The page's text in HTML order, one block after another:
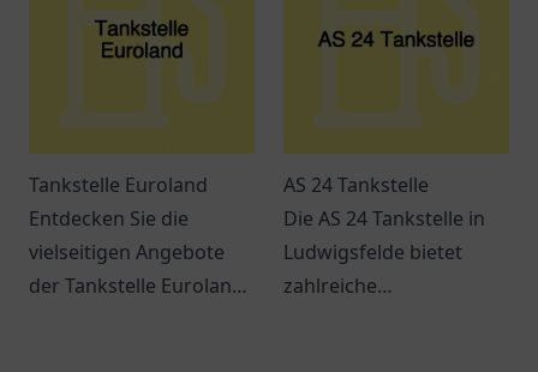
Tankstelle Euroland
Entdecken Sie die
vielseitigen Angebote
der Tankstelle Euroland
AS 24 Tankstelle
Die AS 24 Tankstelle in
Ludwigsfelde bietet
zahlreiche